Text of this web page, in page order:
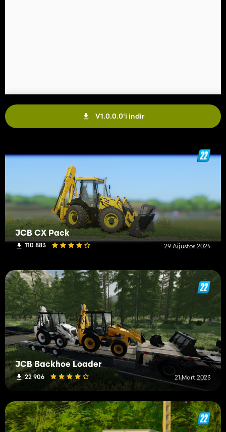
V1.0.0.0'i indir
JCB CX Pack
110 883 29 Ağustos 2024
JCB Backhoe Loader
22 906 21 Mart 2023